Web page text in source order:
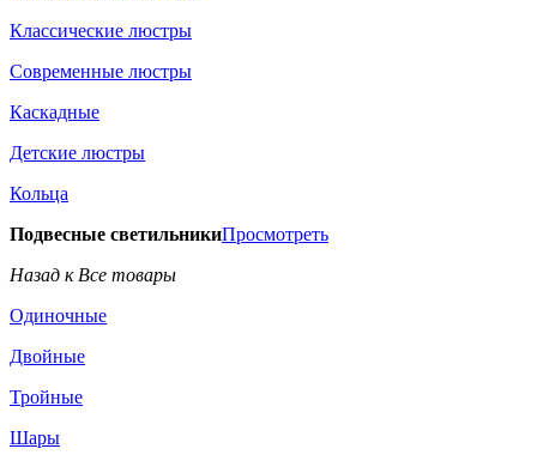
Классические люстры
Современные люстры
Каскадные
Детские люстры
Кольца
Подвесные светильникиПросмотреть
Назад к Все товары
Одиночные
Двойные
Тройные
Шары